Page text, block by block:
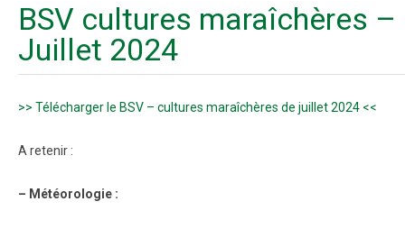
BSV cultures maraîchères –
Juillet 2024
>> Télécharger le BSV – cultures maraîchères de juillet 2024 <<
A retenir :
– Météorologie :